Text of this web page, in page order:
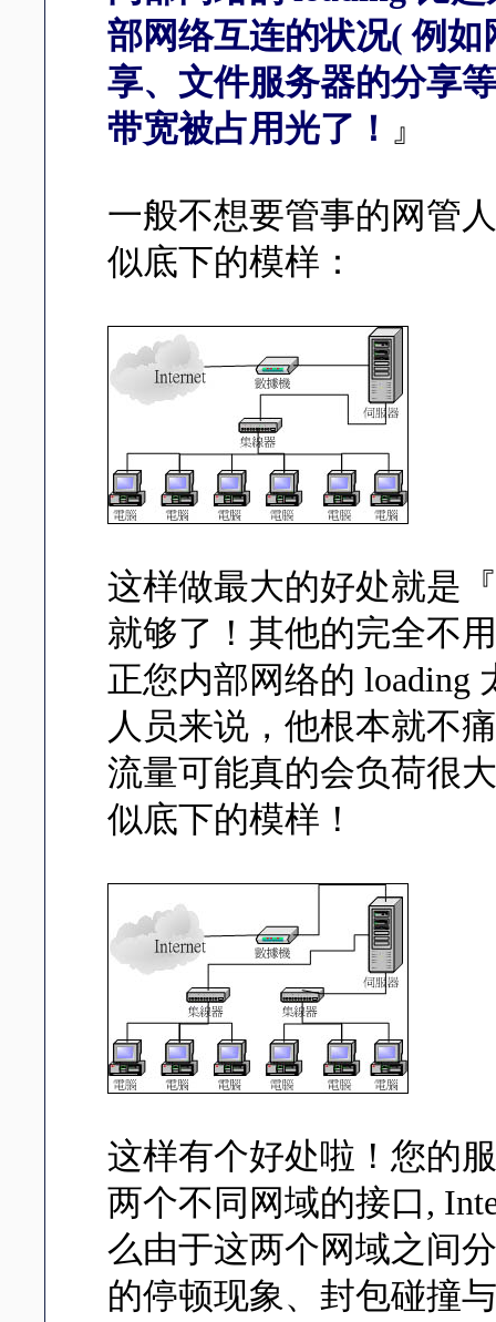
部网络互连的状况( 例
享、文件服务器的分享
带宽被占用光了！ 』
一般不想要管事的网管
似底下的模样：
这样做最大的好处就是
就够了！其他的完全不
正您内部网络的 loading
人员来说，他根本就不
流量可能真的会负荷很
似底下的模样！
这样有个好处啦！您的
两个不同网域的接口,
么由于这两个网域之间
的停顿现象、封包碰撞